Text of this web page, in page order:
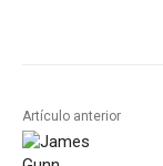
Artículo anterior